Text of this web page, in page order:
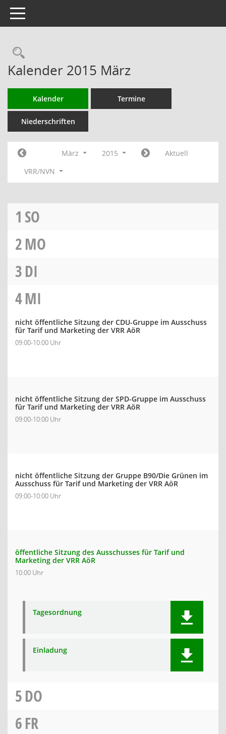
Toggle navigation
Rechercheauswahl
Kalender 2015 März
Kalender Termine
Niederschriften
März 2015
Aktuell
VRR/NVN
1 SO
2MO
3DI
4MI
nicht öffentliche Sitzung der CDU-Gruppe im Ausschuss
für Tarif und Marketing der VRR AöR
09:00-10:00 Uhr
nicht öffentliche Sitzung der SPD-Gruppe im Ausschuss
für Tarif und Marketing der VRR AöR
09:00-10:00 Uhr
nicht öffentliche Sitzung der Gruppe B90/Die Grünen im
Ausschuss für Tarif und Marketing der VRR AöR
09:00-10:00 Uhr
öffentliche Sitzung des Ausschusses für Tarif und
Marketing der VRR AöR
10:00 Uhr
Tagesordnung
Einladung
5DO
6FR